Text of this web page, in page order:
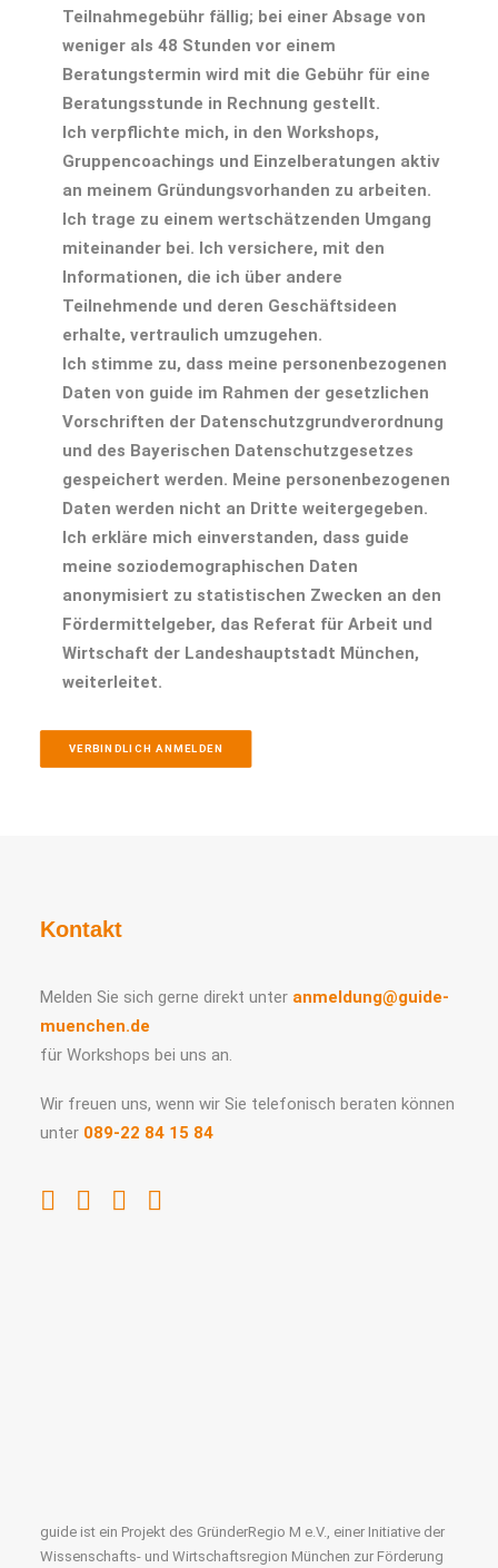
Teilnahmegebühr fällig; bei einer Absage von
weniger als 48 Stunden vor einem
Beratungstermin wird mit die Gebühr für eine
Beratungsstunde in Rechnung gestellt.
Ich verpflichte mich, in den Workshops,
Gruppencoachings und Einzelberatungen aktiv
an meinem Gründungsvorhanden zu arbeiten.
Ich trage zu einem wertschätzenden Umgang
miteinander bei. Ich versichere, mit den
Informationen, die ich über andere
Teilnehmende und deren Geschäftsideen
erhalte, vertraulich umzugehen.
Ich stimme zu, dass meine personenbezogenen
Daten von guide im Rahmen der gesetzlichen
Vorschriften der Datenschutzgrundverordnung
und des Bayerischen Datenschutzgesetzes
gespeichert werden. Meine personenbezogenen
Daten werden nicht an Dritte weitergegeben.
Ich erkläre mich einverstanden, dass guide
meine soziodemographischen Daten
anonymisiert zu statistischen Zwecken an den
Fördermittelgeber, das Referat für Arbeit und
Wirtschaft der Landeshauptstadt München,
weiterleitet.
VERBINDLICH ANMELDEN
Kontakt
Melden Sie sich gerne direkt unter anmeldung@guide-
muenchen.de
für Workshops bei uns an.
Wir freuen uns, wenn wir Sie telefonisch beraten können
unter 089-22 84 15 84
guide ist ein Projekt des GründerRegio M e.V., einer Initiative der
Wissenschafts- und Wirtschaftsregion München zur Förderung